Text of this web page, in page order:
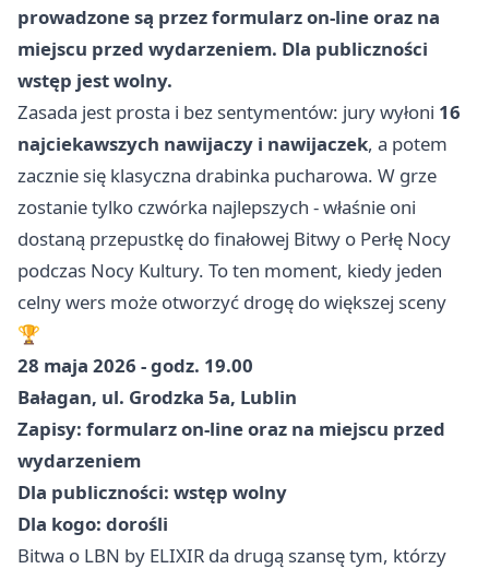
prowadzone są przez formularz on-line oraz na
miejscu przed wydarzeniem. Dla publiczności
wstęp jest wolny.
Zasada jest prosta i bez sentymentów: jury wyłoni 16
najciekawszych nawijaczy i nawijaczek, a potem
zacznie się klasyczna drabinka pucharowa. W grze
zostanie tylko czwórka najlepszych - właśnie oni
dostaną przepustkę do finałowej Bitwy o Perłę Nocy
podczas Nocy Kultury. To ten moment, kiedy jeden
celny wers może otworzyć drogę do większej sceny
🏆
28 maja 2026 - godz. 19.00
Bałagan, ul. Grodzka 5a, Lublin
Zapisy: formularz on-line oraz na miejscu przed
wydarzeniem
Dla publiczności: wstęp wolny
Dla kogo: dorośli
Bitwa o LBN by ELIXIR da drugą szansę tym, którzy